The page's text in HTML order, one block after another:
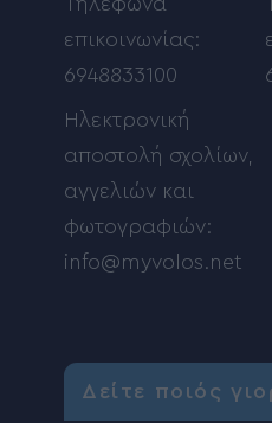
επικοινωνίας:
6948833100
Ηλεκτρονική
αποστολή σχολίων,
αγγελιών και
φωτογραφιών:
info@myvolos.net
Δείτε ποιός